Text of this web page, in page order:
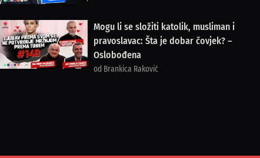
Mogu li se složiti katolik, musliman i
pravoslavac: Šta je dobar čovjek? –
Oslobođena
od Brankica Raković